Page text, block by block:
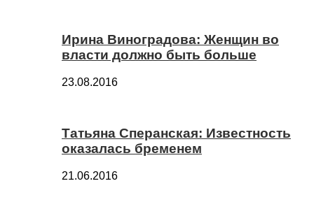
Ирина Виноградова: Женщин во
власти должно быть больше
23.08.2016
Татьяна Сперанская: Известность
оказалась бременем
21.06.2016